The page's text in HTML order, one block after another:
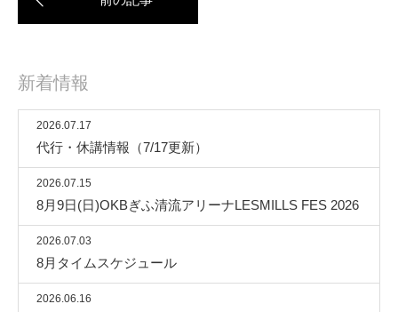
新着情報
2026.07.17
代行・休講情報（7/17更新）
2026.07.15
8月9日(日)OKBぎふ清流アリーナLESMILLS FES 2026
2026.07.03
8月タイムスケジュール
2026.06.16